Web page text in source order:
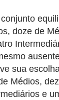
doze de
sua
Médios,
e